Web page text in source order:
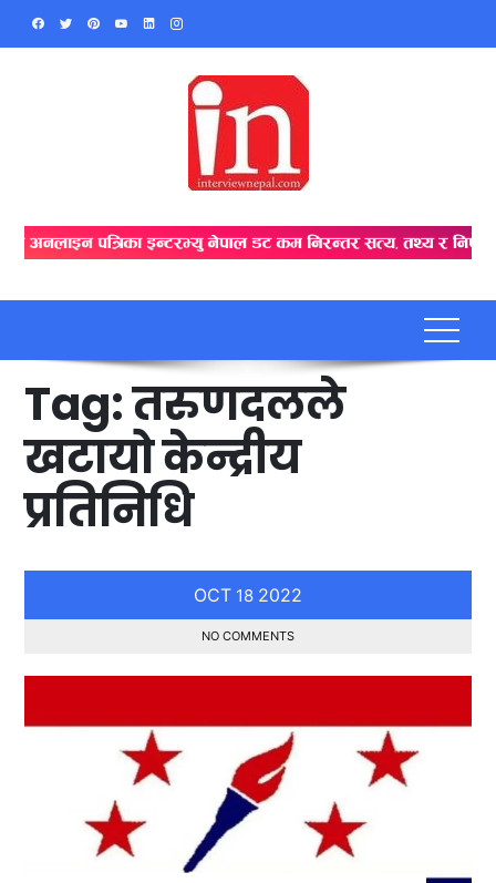
Skip
Tag:तरुणदलले
खटायो केन्द्रीय
प्रतिनिधि
OCT 18 2022
NO COMMENTS